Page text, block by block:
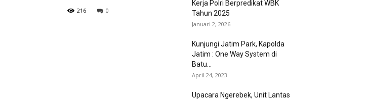
0
216
Kerja Polri Berpredikat WBK
Tahun 2025
Januari 2, 2026
Kunjungi Jatim Park, Kapolda
Jatim : One Way System di
Batu...
April 24, 2023
Upacara Ngerebek, Unit Lantas